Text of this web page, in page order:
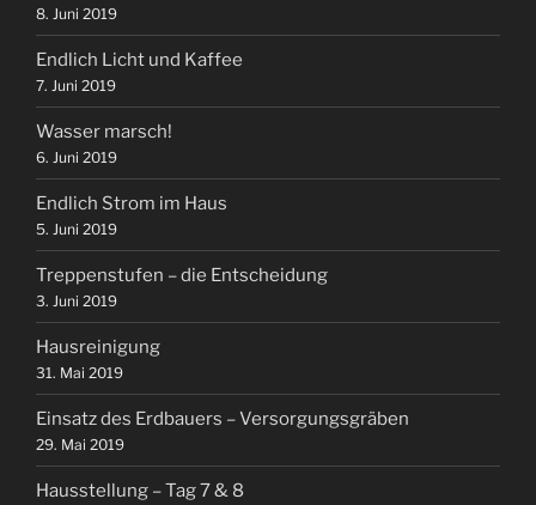
8. Juni 2019
Endlich Licht und Kaffee
7. Juni 2019
Wasser marsch!
6. Juni 2019
Endlich Strom im Haus
5. Juni 2019
Treppenstufen – die Entscheidung
3. Juni 2019
Hausreinigung
31. Mai 2019
Einsatz des Erdbauers – Versorgungsgräben
29. Mai 2019
Hausstellung – Tag 7 & 8